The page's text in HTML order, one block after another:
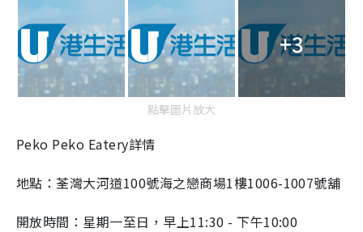
+3
點擊圖片放大
Peko Peko Eatery詳情
地點：荃灣大河道100號海之戀商場1樓1006-1007號舖
開放時間：星期一至日，早上11:30 - 下午10:00